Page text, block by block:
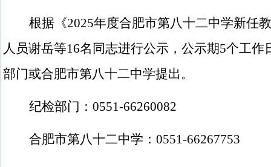
根据《2025年度合肥市第八十二中学新任
人员谢岳等16名同志进行公示，公示期5个工作
部门或合肥市第八十二中学提出。
纪检部门： 0551-66260082
合肥市第八十二中学： 0551-66267753